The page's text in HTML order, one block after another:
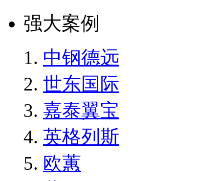
强大案例
中钢德远
世东国际
嘉泰翼宝
英格列斯
欧蕙